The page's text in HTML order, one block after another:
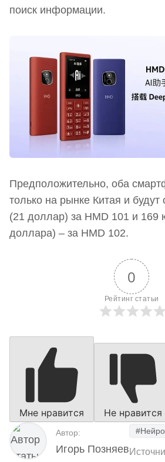
поиск информации.
Предположительно, оба
только на рынке Китая и будут
(21 доллар) за HMD 101 и 169
доллара) – за HMD 102.
0
Рейтинг статьи
Мне нравится Не нравится
Автор:
Игорь Позняев